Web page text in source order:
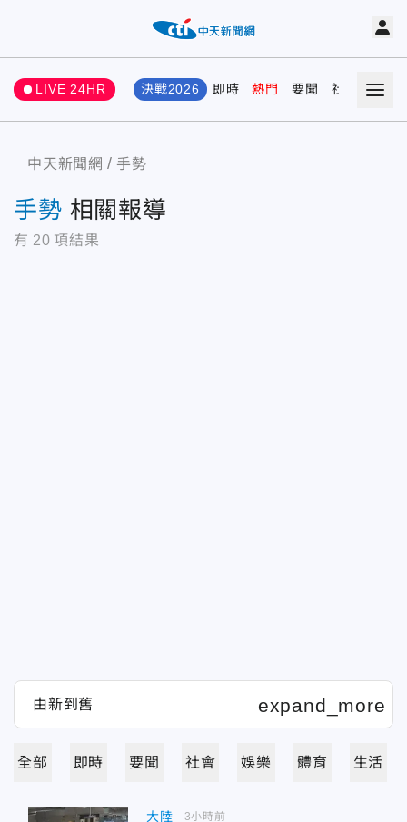
LIVE 24HR 決戰2026 即時 熱門 要聞 社會 娛樂
中天新聞網 手勢
手勢 相關報導
有 20 項結果
全部 即時 要聞 社會 娛樂 體育 生活
大陸 3小時前